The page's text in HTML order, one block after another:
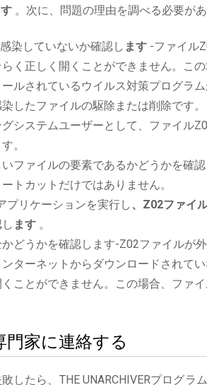
。次に、問題の理由を調べる必要があ
染していないか確認し ます -ファイル
く正しく開くことができません。こ
ルされているウイルス対策プログラ
したファイルの駆除または削除です。
システムユーザーとして、ファイル
。
ファイルの要素であるかどうかを確
トカットだけではありません。
プリケーションを実行し、Z02ファイ
ます 。
どうかを確認します-Z02ファイルが
ターネットからダウンロードされて
ことができません。この場合、ファ
門家に連絡する
したら、THE UNARCHIVERプログ